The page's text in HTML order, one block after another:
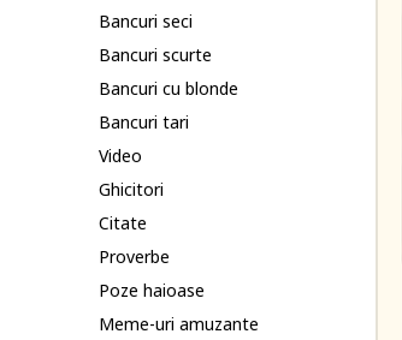
Bancuri seci
Bancuri scurte
Bancuri cu blonde
Bancuri tari
Video
Ghicitori
Citate
Proverbe
Poze haioase
Meme-uri amuzante